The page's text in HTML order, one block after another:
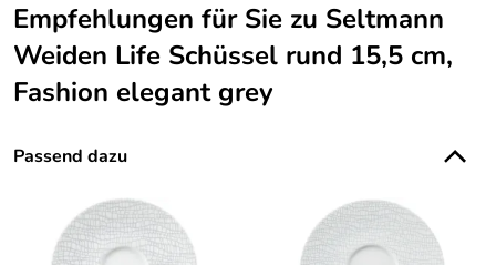
Empfehlungen für Sie zu Seltmann
Weiden Life Schüssel rund 15,5 cm,
Fashion elegant grey
Passend dazu